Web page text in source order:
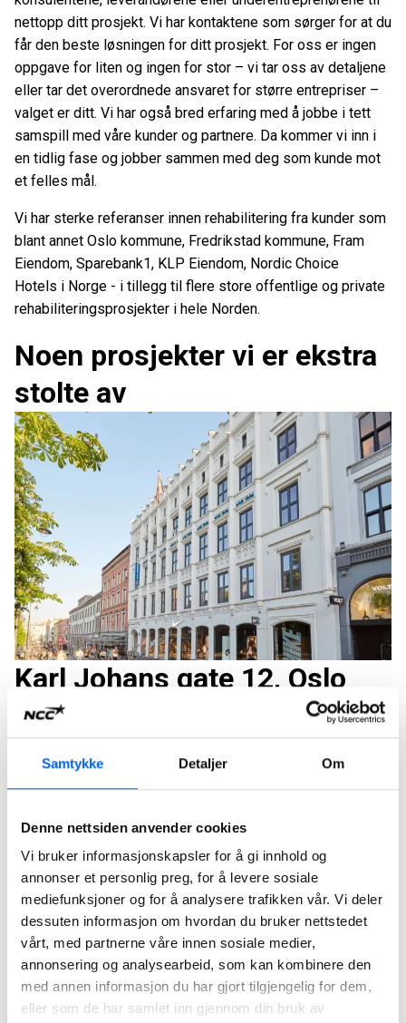
Samtykke Detaljer Om
Denne nettsiden anvender cookies
Vi bruker informasjonskapsler for å gi innhold og
annonser et personlig preg, for å levere sosiale
mediefunksjoner og for å analysere trafikken vår. Vi deler
dessuten informasjon om hvordan du bruker nettstedet
vårt, med partnerne våre innen sosiale medier,
annonsering og analysearbeid, som kan kombinere den
med annen informasjon du har gjort tilgjengelig for dem,
eller som de har samlet inn gjennom din bruk av
nettopp ditt prosjekt. Vi har kontaktene som sørger for at du
får den beste løsningen for ditt prosjekt. For oss er ingen
oppgave for liten og ingen for stor – vi tar oss av detaljene
eller tar det overordnede ansvaret for større entrepriser –
valget er ditt. Vi har også bred erfaring med å jobbe i tett
samspill med våre kunder og partnere. Da kommer vi inn i
en tidlig fase og jobber sammen med deg som kunde mot
et felles mål.
Vi har sterke referanser innen rehabilitering fra kunder som
blant annet Oslo kommune, Fredrikstad kommune, Fram
Eiendom, Sparebank1, KLP Eiendom, Nordic Choice
Hotels i Norge - i tillegg til flere store offentlige og private
rehabiliteringsprosjekter i hele Norden.
Noen prosjekter vi er ekstra
stolte av
Karl Johans gate 12, Oslo
NCC bygger hotellet Karl Johans gate 12, som skal
driftes av Nordic Choice Hotels.